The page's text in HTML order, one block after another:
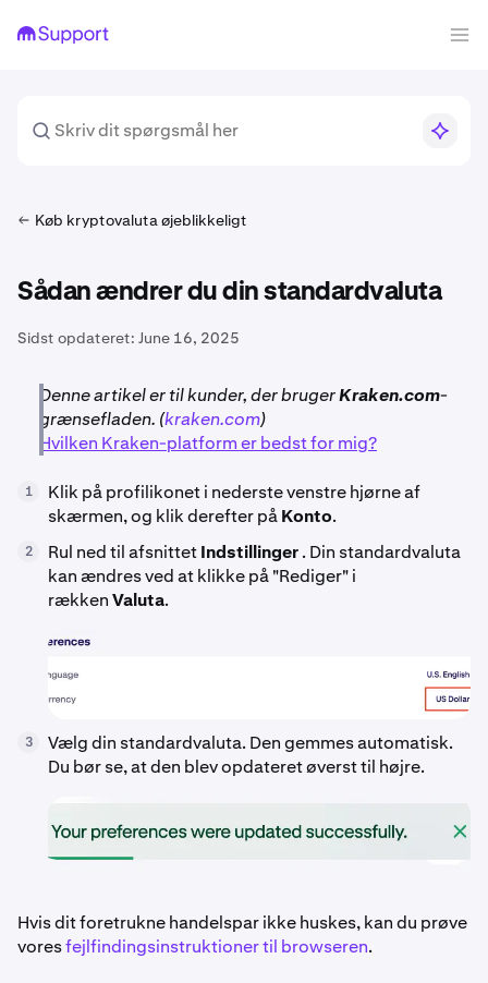
Køb kryptovaluta øjeblikkeligt
Sådan ændrer du din standardvaluta
Sidst opdateret: June 16, 2025
Denne artikel er til kunder, der brugerKraken.com-
grænsefladen. (kraken.com)
Hvilken Kraken-platform er bedst for mig?
1
Klik på profilikonet i nederste venstre hjørne af
skærmen, og klik derefter påKonto.
2 Rul ned til afsnittetIndstillinger. Din standardvaluta
kan ændres ved at klikke på "Rediger" i
rækkenValuta.
3
Vælg din standardvaluta. Den gemmes automatisk.
Du bør se, at den blev opdateret øverst til højre.
Hvis dit foretrukne handelspar ikke huskes, kan du prøve
voresfejlfindingsinstruktioner til browseren.